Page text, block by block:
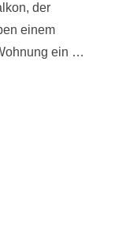
der
einem
ein …
| WE12“